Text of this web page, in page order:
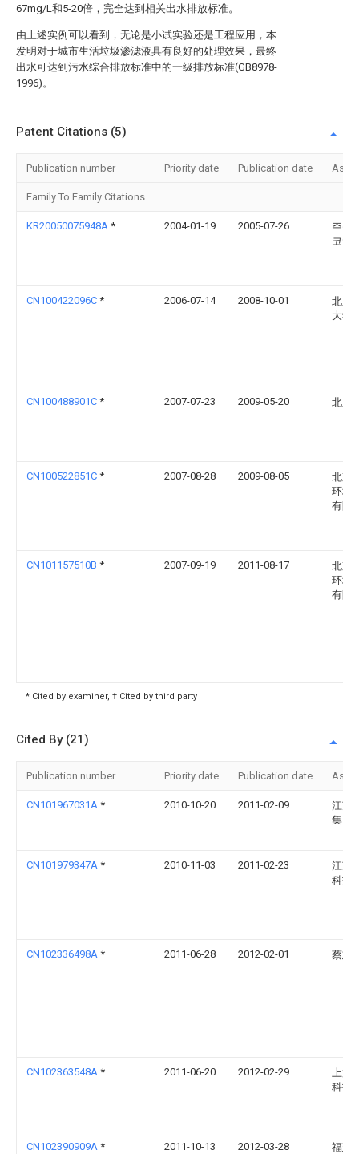
67mg/L和5-20倍，完全达到相关出水排放标准。
由上述实例可以看到，无论是小试实验还是工程应用，本
发明对于城市生活垃圾渗滤液具有良好的处理效果，最终
出水可达到污水综合排放标准中的一级排放标准(GB8978-
1996)。
Patent Citations (5)
Publication number Priority date Publication date
Family To Family Citations
KR20050075948A * 2004-01-19 2005-07-26
주식
코엔
CN100422096C * 2006-07-14 2008-10-01
北京
大学
CN100488901C * 2007-07-23 2009-05-20 北京
CN100522851C * 2007-08-28 2009-08-05
北京
环境
有限
CN101157510B * 2007-09-19 2011-08-17
北京
环境
有限
* Cited by examiner, † Cited by third party
Cited By (21)
Publication number Priority date Publication date
CN101967031A * 2010-10-20 2011-02-09
江苏
集团
CN101979347A * 2010-11-03 2011-02-23
江苏
科技
CN102336498A * 2011-06-28 2012-02-01 蔡志
CN102363548A * 2011-06-20 2012-02-29
上海
科技
CN102390909A * 2011-10-13 2012-03-28 福建